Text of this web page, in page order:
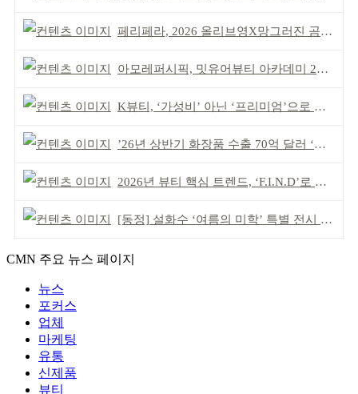
페리페라, 2026 올리브영X망그러진 곰 콜라보
아모레퍼시픽, 밋유어뷰티 아카데미 2기 발대식
K뷰티, ‘가성비’ 아닌 ‘프리미엄’으로 승부걸어야
’26년 상반기 화장품 수출 70억 달러 ‘역대 최고’
2026년 뷰티 핵심 트렌드, ‘F.I.N.D’로 읽는다
[동정] 설화수 ‘여름의 미학’ 특별 전시 개최
CMN 주요 뉴스 페이지
뉴스
포커스
업체
마케팅
유통
신제품
뷰티